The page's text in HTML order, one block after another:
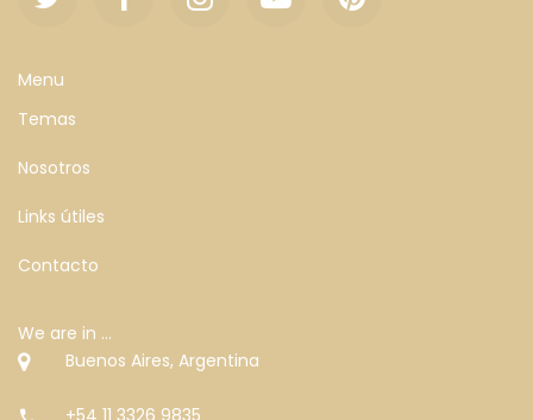
Menu
Temas
Nosotros
Links útiles
Contacto
We are in ...
Buenos Aires, Argentina
+54 11 3326 9835